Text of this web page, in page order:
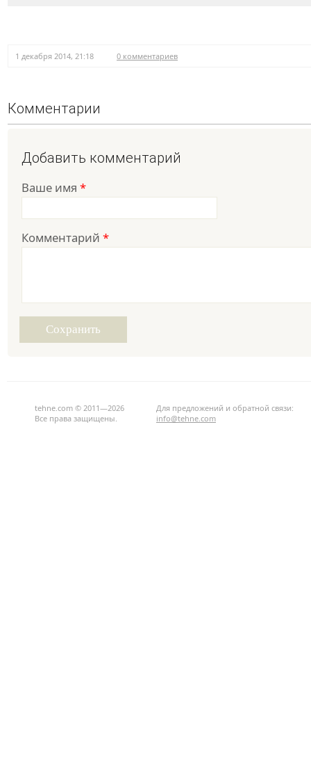
1 декабря 2014, 21:18 0 комментариев
Комментарии
Добавить комментарий
Ваше имя *
Комментарий *
tehne.com © 2011—2026
Все права защищены.
Для предложений и обратной связи:
info@tehne.com